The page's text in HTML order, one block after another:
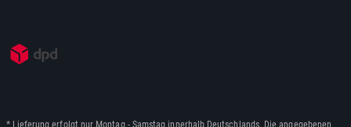
* Lieferung erfolgt nur Montag - Samstag innerhalb Deutschlands. Die angegebenen